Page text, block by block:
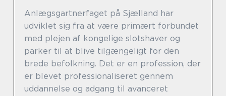
Anlægsgartnerfaget på Sjælland har
udviklet sig fra at være primært forbundet
med plejen af kongelige slotshaver og
parker til at blive tilgængeligt for den
brede befolkning. Det er en profession, der
er blevet professionaliseret gennem
uddannelse og adgang til avanceret